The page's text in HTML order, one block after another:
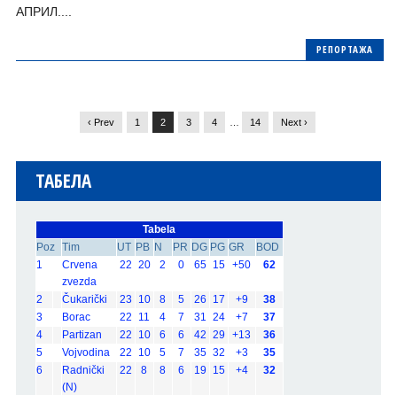
АПРИЛ....
РЕПОРТАЖА
‹ Prev 1 2 3 4 … 14 Next ›
ТАБЕЛА
Tabela
Poz Tim UT PB N PR DG PG GR
BOD
1
Crvena
zvezda
22 20 2 0 65 15 +50 62
2 Čukarički 23 10 8 5 26 17 +9
38
3
Borac 22 11 4 7 31 24 +7
37
4
Partizan 22 10 6 6 42 29 +13
36
5
Vojvodina 22 10 5 7 35 32 +3
35
6
Radnički
(N)
22 8 8 6 19 15 +4 32